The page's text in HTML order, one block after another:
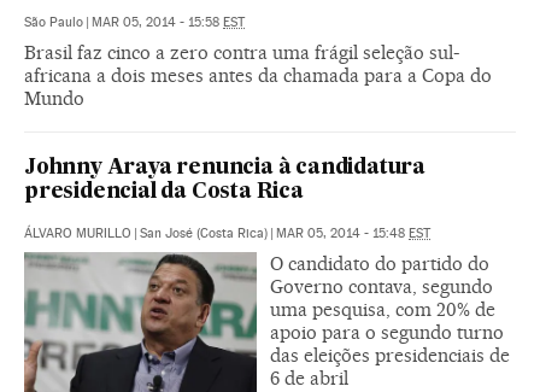
São Paulo MAR 05, 2014 - 15:58 EST
Brasil faz cinco a zero contra uma frágil seleção sul-
africana a dois meses antes da chamada para a Copa do
Mundo
Johnny Araya renuncia à candidatura
presidencial da Costa Rica
ÁLVARO MURILLO San José (Costa Rica) MAR 05, 2014 - 15:48 EST
O candidato do partido do
Governo contava, segundo
uma pesquisa, com 20% de
apoio para o segundo turno
das eleições presidenciais de
6 de abril